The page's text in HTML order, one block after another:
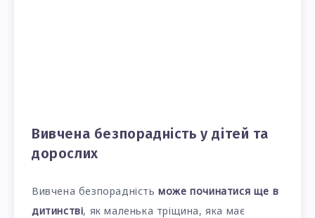
Вивчена безпорадність у дітей та
дорослих
Вивчена безпорадністьможе починатися ще в
дитинстві, як маленька тріщина, яка має